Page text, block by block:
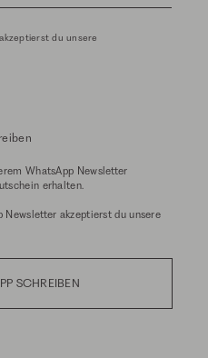
du unsere
WhatsApp Newsletter
erhalten.
akzeptierst du unsere
SCHREIBEN